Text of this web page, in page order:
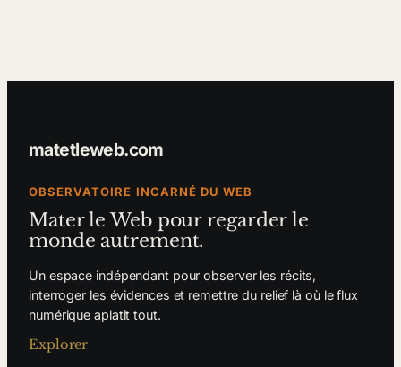
matetleweb.com
OBSERVATOIRE INCARNÉ DU WEB
Mater le Web pour regarder le
monde autrement.
Un espace indépendant pour observer les récits,
interroger les évidences et remettre du relief là où le flux
numérique aplatit tout.
Explorer